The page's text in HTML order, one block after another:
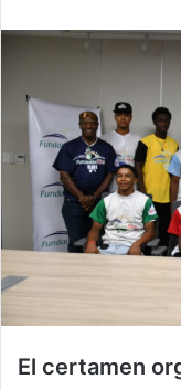
El certamen